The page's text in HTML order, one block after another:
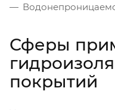
Сферы
покрытий